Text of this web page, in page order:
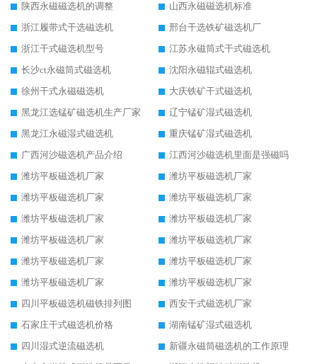
陕西永磁磁选机的调整
山西永磁磁选机标准
浙江履带式干选磁选机
邢台干选铁矿磁选机厂
浙江干式磁选机型号
江苏永磁筒式干式磁选机
长沙ct永磁筒式磁选机
沈阳永磁辊式磁选机
徐州干式永磁磁选机
大庆铁矿干式磁选机
黑龙江选锰矿磁选机生产厂家
辽宁锰矿湿式磁选机
黑龙江永磁湿式磁选机
重庆锰矿湿式磁选机
广西河沙磁选机产品介绍
江西河沙磁选机里面是强磁吗
潍坊平板磁选机厂家
潍坊平板磁选机厂家
潍坊平板磁选机厂家
潍坊平板磁选机厂家
潍坊平板磁选机厂家
潍坊平板磁选机厂家
潍坊平板磁选机厂家
潍坊平板磁选机厂家
潍坊平板磁选机厂家
潍坊平板磁选机厂家
潍坊平板磁选机厂家
潍坊平板磁选机厂家
四川平板磁选机磁铁排列图
西安干式磁选机厂家
石家庄干式磁选机价格
湖南锰矿湿式磁选机
四川湿式逆流磁选机
新疆永磁筒磁选机的工作原理